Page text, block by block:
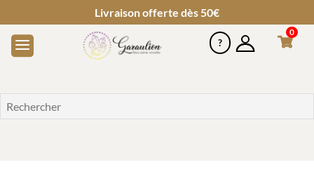
Livraison offerte dès 50€
0